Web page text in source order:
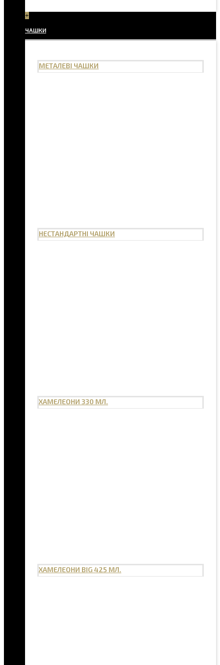
+
ЧАШКИ
МЕТАЛЕВІ ЧАШКИ
НЕСТАНДАРТНІ ЧАШКИ
ХАМЕЛЕОНИ 330 МЛ.
ХАМЕЛЕОНИ BIG 425 МЛ.